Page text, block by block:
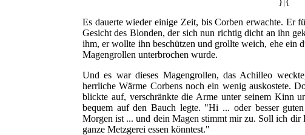
Es dauerte wieder einige Zeit, bis Corben erwachte. Er
Gesicht des Blonden, der sich nun richtig dicht an ihn
ihm, er wollte ihn beschützen und grollte weich, ehe ein
Magengrollen unterbrochen wurde.
Und es war dieses Magengrollen, das Achilleo
herrliche Wärme Corbens noch ein wenig auskostete.
blickte auf, verschränkte die Arme unter seinem Kinn
bequem auf den Bauch legte. "Hi ... oder besser
Morgen ist ... und dein Magen stimmt mir zu. Soll ich dir
ganze Metzgerei essen könntest."